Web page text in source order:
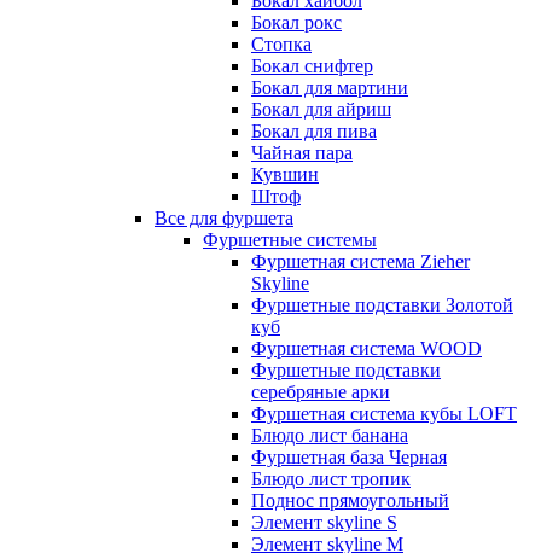
Бокал рокс
Стопка
Бокал снифтер
Бокал для мартини
Бокал для айриш
Бокал для пива
Чайная пара
Кувшин
Штоф
Все для фуршета
Фуршетные системы
Фуршетная система Zieher
Skyline
Фуршетные подставки Золотой
куб
Фуршетная система WOOD
Фуршетные подставки
серебряные арки
Фуршетная система кубы LOFT
Блюдо лист банана
Фуршетная база Черная
Блюдо лист тропик
Поднос прямоугольный
Элемент skyline S
Элемент skyline M